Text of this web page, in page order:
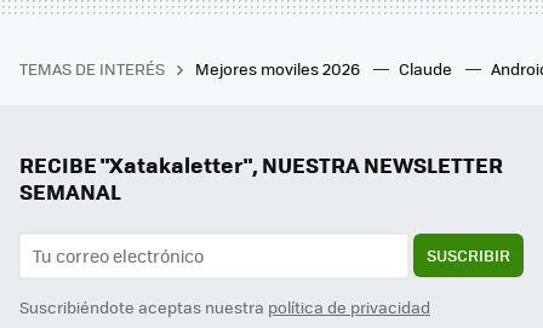
TEMAS DE INTERÉS Mejores moviles 2026 Claude
RECIBE "Xatakaletter", NUESTRA NEWSLETTER
SEMANAL
SUSCRIBIR
Suscribiéndote aceptas nuestra política de privacidad